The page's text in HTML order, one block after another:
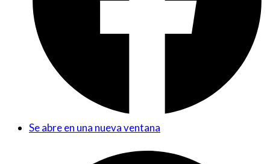
Se abre en una nueva ventana